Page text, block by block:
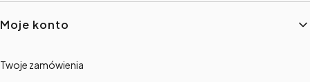
Linki w stopce
Moje konto
Twoje zamówienia